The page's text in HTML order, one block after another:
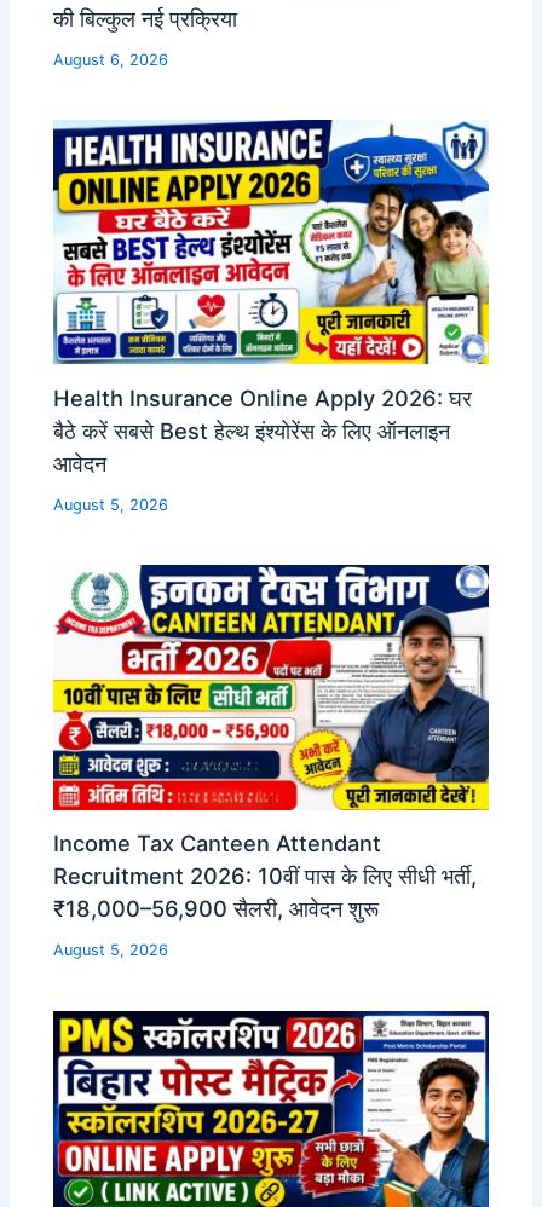
की बिल्कुल नई प्रक्रिया
August 6, 2026
Health Insurance Online Apply 2026: घर
बैठे करें सबसे Best हेल्थ इंश्योरेंस के लिए ऑनलाइन
आवेदन
August 5, 2026
Income Tax Canteen Attendant
Recruitment 2026: 10वीं पास के लिए सीधी भर्ती,
₹18,000–56,900 सैलरी, आवेदन शुरू
August 5, 2026